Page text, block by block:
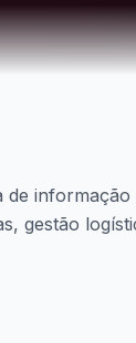
de
gestão